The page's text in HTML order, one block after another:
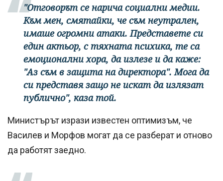
"Отговорът се нарича социални медии.
Към мен, смятайки, че съм неутрален,
имаше огромни атаки. Представете си
един актьор, с тяхната психика, те са
емоционални хора, да излезе и да каже:
"Аз съм в защита на директора". Мога да
си представя защо не искат да излязат
публично", каза той.
Министърът изрази известен оптимизъм, че
Василев и Морфов могат да се разберат и отново
да работят заедно.